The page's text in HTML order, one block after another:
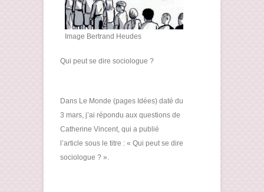
Image Bertrand Heudes
Qui peut se dire sociologue ?
Dans Le Monde (pages Idées) daté du
3 mars, j’ai répondu aux questions de
Catherine Vincent, qui a publié
l’article sous le titre : « Qui peut se dire
sociologue ? ».